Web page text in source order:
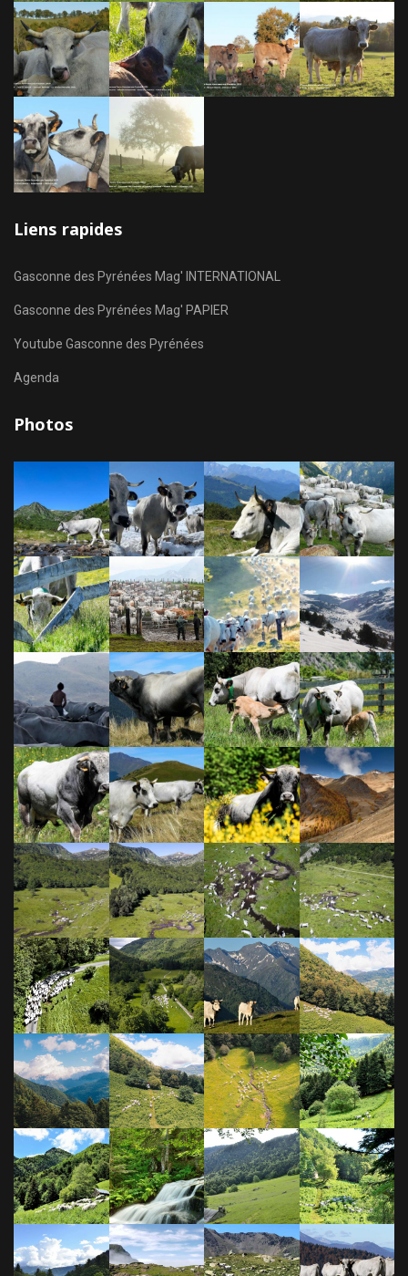
Liens rapides
Gasconne des Pyrénées Mag' INTERNATIONAL
Gasconne des Pyrénées Mag' PAPIER
Youtube Gasconne des Pyrénées
Agenda
Photos